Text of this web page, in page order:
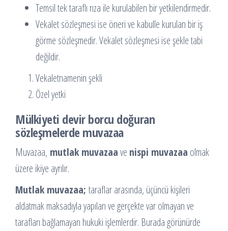
Temsil tek taraflı rıza ile kurulabilen bir yetkilendirmedir.
Vekalet sözleşmesi ise öneri ve kabulle kurulan bir iş
görme sözleşmedir. Vekalet sözleşmesi ise şekle tabi
değildir.
Vekaletnamenin şekli
Özel yetki
Mülkiyeti devir borcu doğuran
sözleşmelerde muvazaa
Muvazaa, mutlak muvazaave nispi muvazaa olmak
üzere ikiye ayrılır.
Mutlak muvazaa; taraflar arasında, üçüncü kişileri
aldatmak maksadıyla yapılan ve gerçekte var olmayan ve
tarafları bağlamayan hukuki işlemlerdir. Burada görünürde